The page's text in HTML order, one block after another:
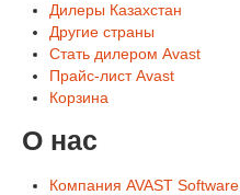
Дилеры Казахстан
Другие страны
Стать дилером Avast
Прайс-лист Avast
Корзина
О нас
Компания AVAST Software